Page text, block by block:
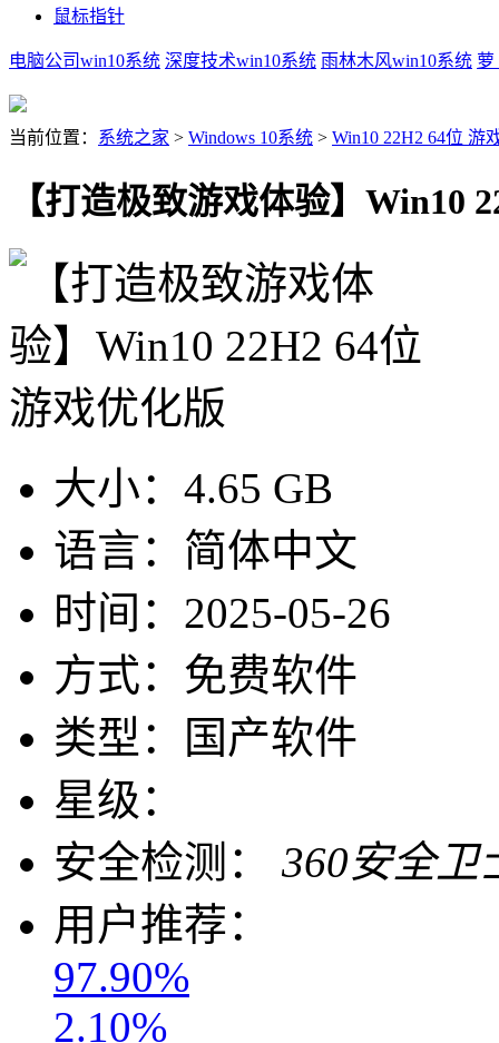
鼠标指针
电脑公司win10系统 深度技术win10系统 雨林木风win10系统 萝
当前位置： 系统之家 > Windows 10系统 > Win10 22H2 64位 游
【打造极致游戏体验】Win10
大小： 4.65 GB
语言： 简体中文
时间： 2025-05-26
方式： 免费软件
类型：
国产软件
星级：
安全检测：
360安全卫
用户推荐：
97.90%
2.10%